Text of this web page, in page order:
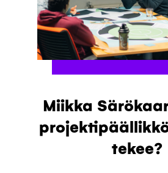
Miikka
tekee?